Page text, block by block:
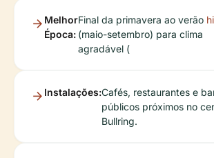
Melhor
Época:
Final da primavera ao verão
(maio-setembro) para clima
agradável (
Instalações:Cafés, restaurantes e
públicos próximos no
Bullring.